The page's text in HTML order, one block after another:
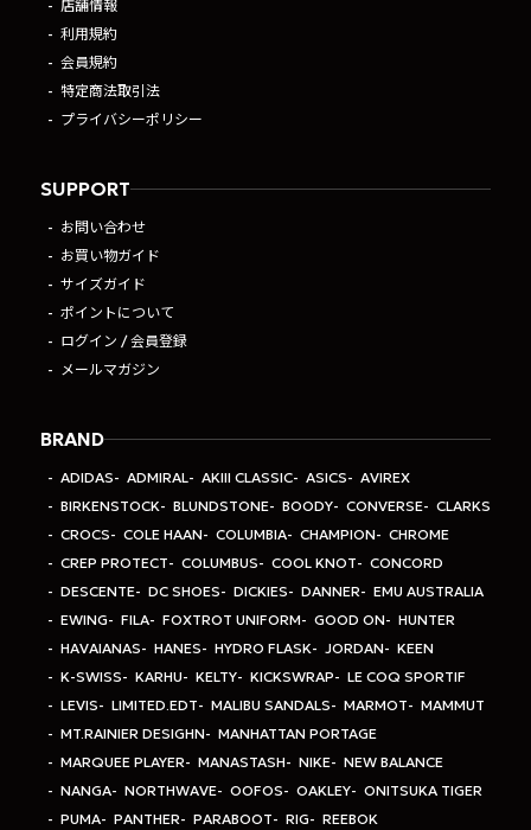
店舗情報
利用規約
会員規約
特定商法取引法
プライバシーポリシー
SUPPORT
お問い合わせ
お買い物ガイド
サイズガイド
ポイントについて
ログイン / 会員登録
メールマガジン
BRAND
ADIDAS ADMIRAL AKIII CLASSIC ASICS
AVIREX
BIRKENSTOCK
BLUNDSTONE BOODY CONVERSE
CLARKS
CROCS
COLE HAAN COLUMBIA CHAMPION
CHROME
CREP PROTECT
COLUMBUS COOL KNOT
CONCORD
DESCENTE
DC SHOES DICKIES DANNER
EMU AUSTRALIA
EWING
FILA FOXTROT UNIFORM GOOD ON
HUNTER
HAVAIANAS
HANES HYDRO FLASK JORDAN
KEEN
K-SWISS
KARHU KELTY KICKSWRAP
LE COQ SPORTIF
LEVIS
LIMITED.EDT MALIBU SANDALS MARMOT
MAMMUT
MT.RAINIER DESIGHN
MANHATTAN PORTAGE
MARQUEE PLAYER
MANASTASH NIKE
NEW BALANCE
NANGA
NORTHWAVE OOFOS OAKLEY
ONITSUKA TIGER
PUMA
PANTHER PARABOOT RIG REEBOK